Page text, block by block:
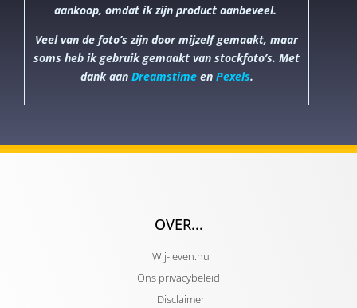
aankoop, omdat ik zijn product aanbeveel.
Veel van de foto’s zijn door mijzelf gemaakt, maar
soms heb ik gebruik gemaakt van stockfoto’s. Met
dank aan Dreamstime en Pexels.
OVER...
Wij-leven.nu
Ons privacybeleid
Disclaimer